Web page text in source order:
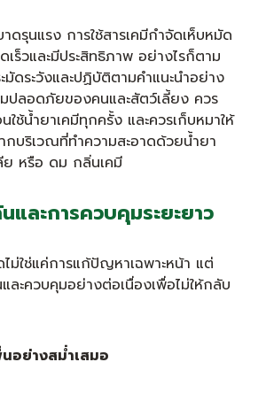
ดรุนแรง การใช้สารเคมีกำจัดเห็บหมัด
เร็วและมีประสิทธิภาพ อย่างไรก็ตาม
มัดระวังและปฏิบัติตามคำแนะนำอย่าง
มปลอดภัยของคนและสัตว์เลี้ยง ควร
ช้น้ำยาเคมีทุกครั้ง และควรเก็บหมาให้
กบริเวณที่ทำความสะอาดด้วยน้ำยา
ย หรือ ดม กลิ่นเคมี
และการควบคุมระยะยาว
ม่ใช่แค่การแก้ปัญหาเฉพาะหน้า แต่
ะควบคุมอย่างต่อเนื่องเพื่อไม่ให้กลับ
อย่างสม่ำเสมอ